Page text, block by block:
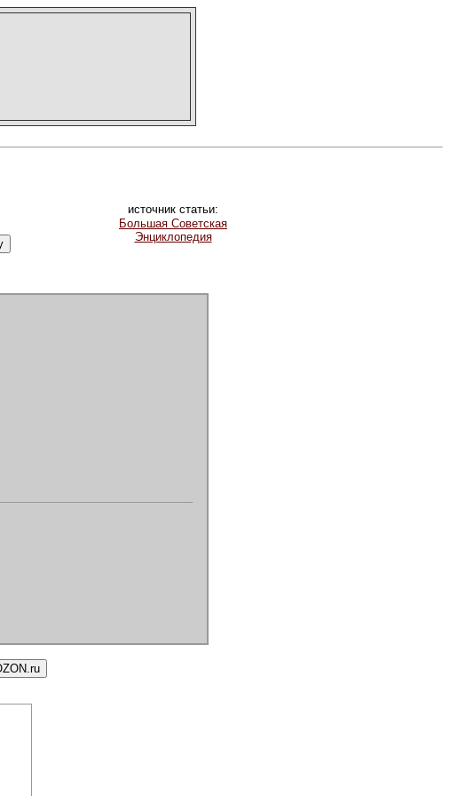
источник статьи:
Большая Советская
Энциклопедия